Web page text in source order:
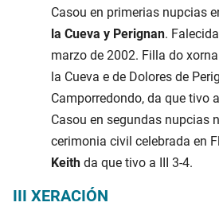
Casou en primerias nupcias
la Cueva y Perignan.
marzo de 2002. Filla do
la Cueva e de Dolores de
Camporredondo, da que tivo
Casou en segundas nupcias
cerimonia civil celebrada en
Keith da que tivo a III 3-4.
III XERACIÓN